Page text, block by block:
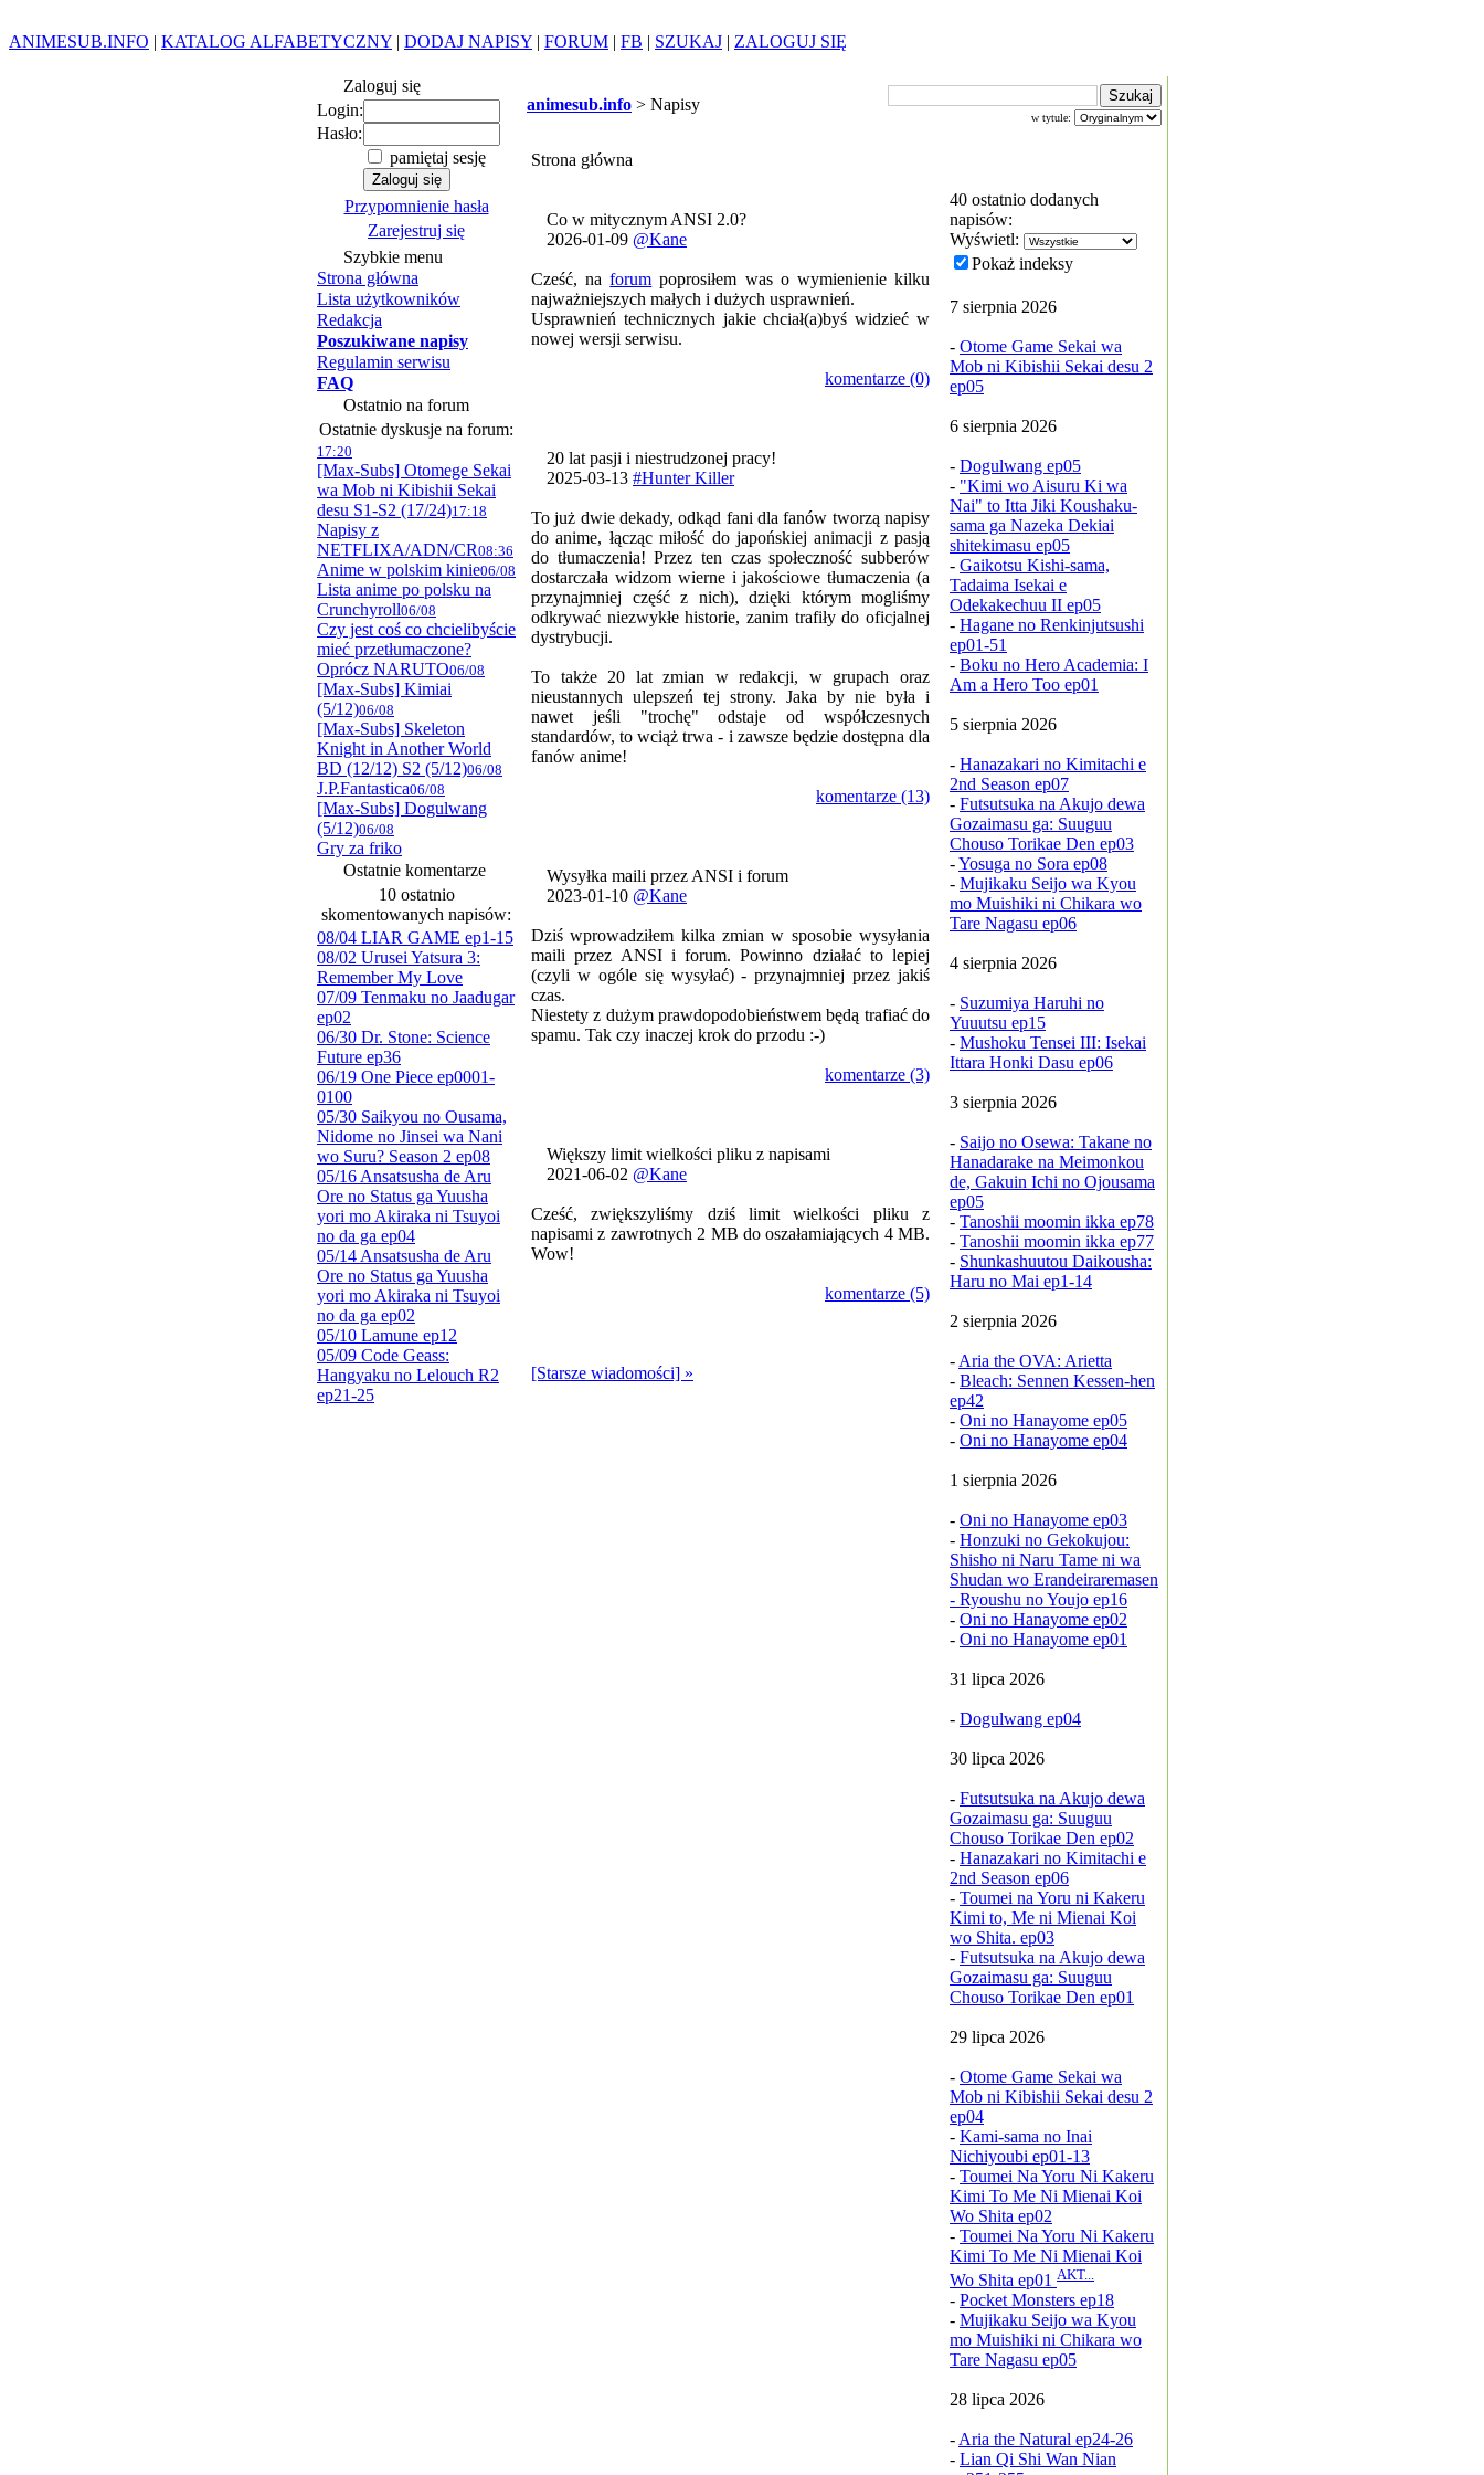
ANIMESUB.INFO | KATALOG ALFABETYCZNY | DODAJ NAPISY | FORUM | FB | SZUKAJ | ZALOGUJ SIĘ
Zaloguj się
Login:
Hasło:
pamiętaj sesję
Przypomnienie hasła
Zarejestruj się
Szybkie menu
Strona główna
Lista użytkowników
Redakcja
Poszukiwane napisy
Regulamin serwisu
FAQ
Ostatnio na forum
Ostatnie dyskusje na forum:
17:20
[Max-Subs] Otomege Sekai
wa Mob ni Kibishii Sekai
desu S1-S2 (17/24)17:18
Napisy z
NETFLIXA/ADN/CR08:36
Anime w polskim kinie06/08
Lista anime po polsku na
Crunchyroll06/08
Czy jest coś co chcielibyście
mieć przetłumaczone?
Oprócz NARUTO06/08
[Max-Subs] Kimiai
(5/12)06/08
[Max-Subs] Skeleton
Knight in Another World
BD (12/12) S2 (5/12)06/08
J.P.Fantastica06/08
[Max-Subs] Dogulwang
(5/12)06/08
Gry za friko
Ostatnie komentarze
10 ostatnio
skomentowanych napisów:
08/04 LIAR GAME ep1-15
08/02 Urusei Yatsura 3:
Remember My Love
07/09 Tenmaku no Jaadugar
ep02
06/30 Dr. Stone: Science
Future ep36
06/19 One Piece ep0001-
0100
05/30 Saikyou no Ousama,
Nidome no Jinsei wa Nani
wo Suru? Season 2 ep08
05/16 Ansatsusha de Aru
Ore no Status ga Yuusha
yori mo Akiraka ni Tsuyoi
no da ga ep04
05/14 Ansatsusha de Aru
Ore no Status ga Yuusha
yori mo Akiraka ni Tsuyoi
no da ga ep02
05/10 Lamune ep12
05/09 Code Geass:
Hangyaku no Lelouch R2
ep21-25
animesub.info > Napisy
w tytule:
Strona główna
Co w mitycznym ANSI 2.0?
2026-01-09 @Kane
Cześć, naforum poprosiłem was o wymienienie kilku
najważniejszych małych i dużych usprawnień.
Usprawnień technicznych jakie chciał(a)byś widzieć w
nowej wersji serwisu.
komentarze (0)
20 lat pasji i niestrudzonej pracy!
2025-03-13 #Hunter Killer
To już dwie dekady, odkąd fani dla fanów tworzą napisy
do anime, łącząc miłość do japońskiej animacji z pasją
do tłumaczenia! Przez ten czas społeczność subberów
dostarczała widzom wierne i jakościowe tłumaczenia (a
przynajmniej część z nich), dzięki którym mogliśmy
odkrywać niezwykłe historie, zanim trafiły do oficjalnej
dystrybucji.
To także 20 lat zmian w redakcji, w grupach oraz
nieustannych ulepszeń tej strony. Jaka by nie była i
nawet jeśli "trochę" odstaje od współczesnych
standardów, to wciąż trwa - i zawsze będzie dostępna dla
fanów anime!
komentarze (13)
Wysyłka maili przez ANSI i forum
2023-01-10 @Kane
Dziś wprowadziłem kilka zmian w sposobie wysyłania
maili przez ANSI i forum. Powinno działać to lepiej
(czyli w ogóle się wysyłać) - przynajmniej przez jakiś
czas.
Niestety z dużym prawdopodobieństwem będą trafiać do
spamu. Tak czy inaczej krok do przodu :-)
komentarze (3)
Większy limit wielkości pliku z napisami
2021-06-02 @Kane
Cześć, zwiększyliśmy dziś limit wielkości pliku z
napisami z zawrotnych 2 MB do oszałamiających 4 MB.
Wow!
komentarze (5)
[Starsze wiadomości] »
40 ostatnio dodanych
napisów:
Wyświetl:
Pokaż indeksy
7 sierpnia 2026
- Otome Game Sekai wa
Mob ni Kibishii Sekai desu 2
ep05
6 sierpnia 2026
- Dogulwang ep05
- "Kimi wo Aisuru Ki wa
Nai" to Itta Jiki Koushaku-
sama ga Nazeka Dekiai
shitekimasu ep05
- Gaikotsu Kishi-sama,
Tadaima Isekai e
Odekakechuu II ep05
- Hagane no Renkinjutsushi
ep01-51
- Boku no Hero Academia: I
Am a Hero Too ep01
5 sierpnia 2026
- Hanazakari no Kimitachi e
2nd Season ep07
- Futsutsuka na Akujo dewa
Gozaimasu ga: Suuguu
Chouso Torikae Den ep03
-Yosuga no Sora ep08
- Mujikaku Seijo wa Kyou
mo Muishiki ni Chikara wo
Tare Nagasu ep06
4 sierpnia 2026
- Suzumiya Haruhi no
Yuuutsu ep15
- Mushoku Tensei III: Isekai
Ittara Honki Dasu ep06
3 sierpnia 2026
- Saijo no Osewa: Takane no
Hanadarake na Meimonkou
de, Gakuin Ichi no Ojousama
ep05
- Tanoshii moomin ikka ep78
- Tanoshii moomin ikka ep77
- Shunkashuutou Daikousha:
Haru no Mai ep1-14
2 sierpnia 2026
- Aria the OVA: Arietta
- Bleach: Sennen Kessen-hen
ep42
- Oni no Hanayome ep05
- Oni no Hanayome ep04
1 sierpnia 2026
- Oni no Hanayome ep03
- Honzuki no Gekokujou:
Shisho ni Naru Tame ni wa
Shudan wo Erandeiraremasen
- Ryoushu no Youjo ep16
- Oni no Hanayome ep02
- Oni no Hanayome ep01
31 lipca 2026
- Dogulwang ep04
30 lipca 2026
- Futsutsuka na Akujo dewa
Gozaimasu ga: Suuguu
Chouso Torikae Den ep02
- Hanazakari no Kimitachi e
2nd Season ep06
- Toumei na Yoru ni Kakeru
Kimi to, Me ni Mienai Koi
wo Shita. ep03
- Futsutsuka na Akujo dewa
Gozaimasu ga: Suuguu
Chouso Torikae Den ep01
29 lipca 2026
- Otome Game Sekai wa
Mob ni Kibishii Sekai desu 2
ep04
- Kami-sama no Inai
Nichiyoubi ep01-13
- Toumei Na Yoru Ni Kakeru
Kimi To Me Ni Mienai Koi
Wo Shita ep02
- Toumei Na Yoru Ni Kakeru
Kimi To Me Ni Mienai Koi
Wo Shita ep01 AKT...
- Pocket Monsters ep18
- Mujikaku Seijo wa Kyou
mo Muishiki ni Chikara wo
Tare Nagasu ep05
28 lipca 2026
- Aria the Natural ep24-26
- Lian Qi Shi Wan Nian